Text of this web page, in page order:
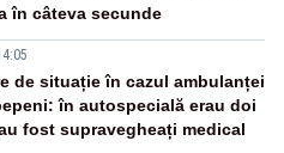
în câteva secunde
de situație în cazul ambulanței
în autospecială erau doi
fost supravegheați medical